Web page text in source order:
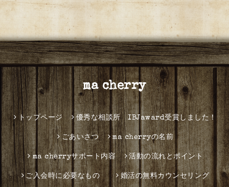
ma cherry
トップページ 優秀な相談所 IBJaward受賞しました！
ごあいさつ ma cherryの名前
ma cherryサポート内容 活動の流れとポイント
ご入会時に必要なもの 婚活の無料カウンセリング